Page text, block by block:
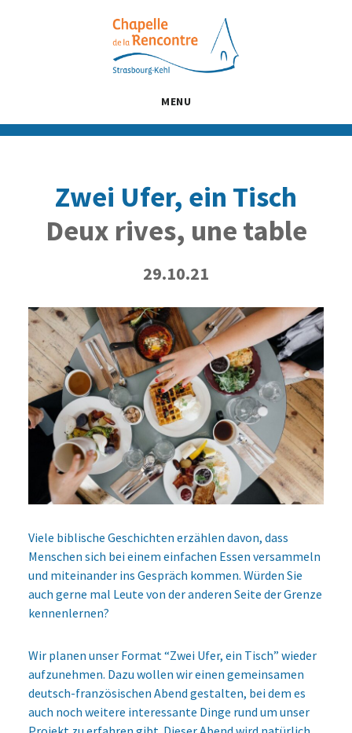
MENU
Zwei Ufer, ein Tisch
Deux rives, une table
29.10.21
Viele biblische Geschichten erzählen davon, dass
Menschen sich bei einem einfachen Essen versammeln
und miteinander ins Gespräch kommen. Würden Sie
auch gerne mal Leute von der anderen Seite der Grenze
kennenlernen?
Wir planen unser Format “Zwei Ufer, ein Tisch” wieder
aufzunehmen. Dazu wollen wir einen gemeinsamen
deutsch-französischen Abend gestalten, bei dem es
auch noch weitere interessante Dinge rund um unser